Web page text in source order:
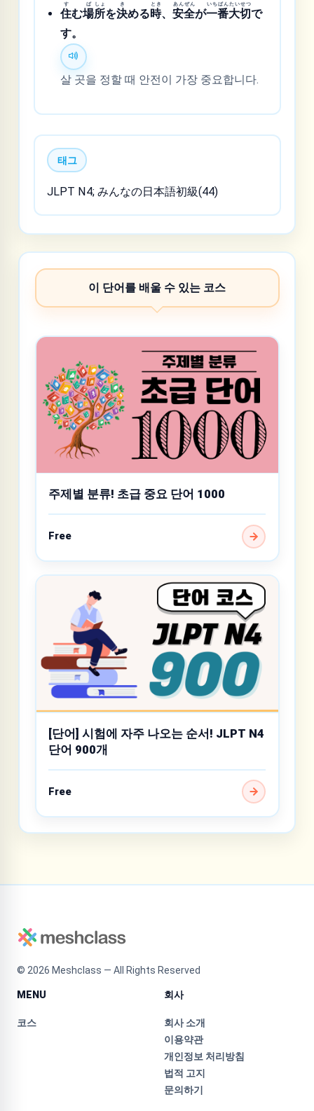
住
す
む場
ば
所
しょ
を決
き
める時
とき
、安
あん
全
ぜん
が一
いち
番
ばん
大
たい
切
せつ
で
す。
살 곳을 정할 때 안전이 가장 중요합니다.
태그
JLPT N4; みんなの日本語初級(44)
이 단어를 배울 수 있는 코스
주제별 분류! 초급 중요 단어 1000
Free
[단어] 시험에 자주 나오는 순서! JLPT N4
단어 900개
Free
© 2026 Meshclass — All Rights Reserved
MENU
코스
회사
회사 소개
이용약관
개인정보 처리방침
법적 고지
문의하기